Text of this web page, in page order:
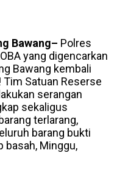
Bawang– Polres
yang digencarkan
Bawang kembali
Satuan Reserse
serangan
sekaligus
terlarang,
barang bukti
basah, Minggu,